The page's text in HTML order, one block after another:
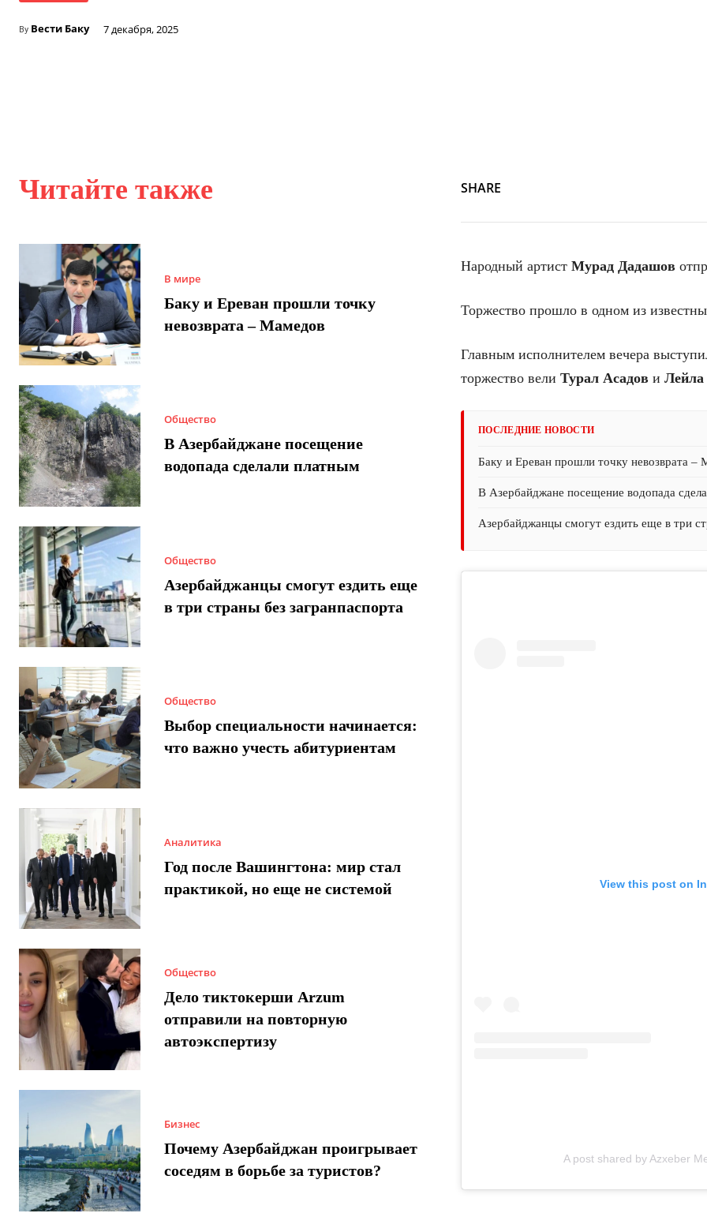
By Вести Баку 7 декабря, 2025
Читайте также
В мире
Баку и Ереван прошли точку
невозврата – Мамедов
Общество
В Азербайджане посещение
водопада сделали платным
Общество
Азербайджанцы смогут ездить еще
в три страны без загранпаспорта
Общество
Выбор специальности начинается:
что важно учесть абитуриентам
Аналитика
Год после Вашингтона: мир стал
практикой, но еще не системой
Общество
Дело тиктокерши Arzum
отправили на повторную
автоэкспертизу
Бизнес
Почему Азербайджан проигрывает
соседям в борьбе за туристов?
SHARE
Народный артист Мурад Дадашов
Торжество прошло в одном из
Главным исполнителем вечера
торжество вели Турал Асадов и Лейла
ПОСЛЕДНИЕ НОВОСТИ
Баку и Ереван прошли точку невозврата –
В Азербайджане посещение водопада
Азербайджанцы смогут ездить еще в три
View this post on
A post shared by Azxeber